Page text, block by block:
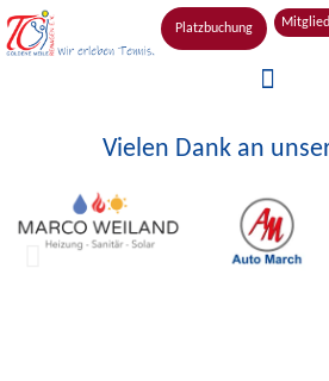
Platzbuchung
Vielen Dank an